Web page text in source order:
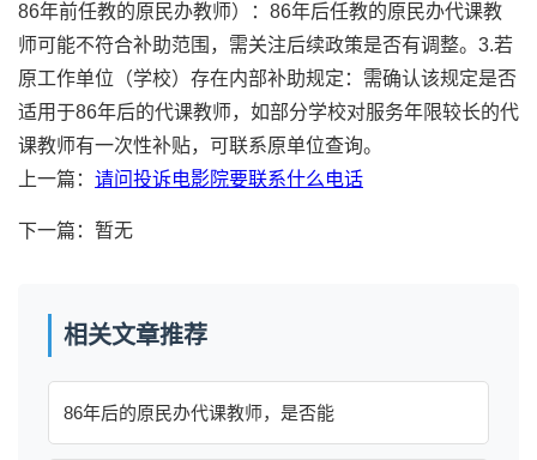
86年前任教的原民办教师）：86年后任教的原民办代课教
师可能不符合补助范围，需关注后续政策是否有调整。3.若
原工作单位（学校）存在内部补助规定：需确认该规定是否
适用于86年后的代课教师，如部分学校对服务年限较长的代
课教师有一次性补贴，可联系原单位查询。
上一篇： 请问投诉电影院要联系什么电话
下一篇：暂无
相关文章推荐
86年后的原民办代课教师，是否能